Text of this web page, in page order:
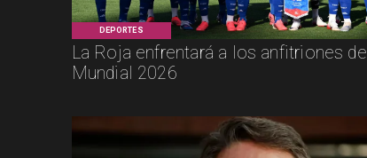
DEPORTES
La Roja enfrentará a los anfitriones del
Mundial 2026